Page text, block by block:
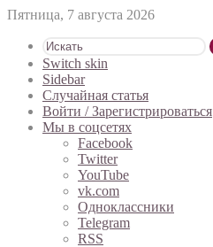
Пятница, 7 августа 2026
Switch skin
Sidebar
Случайная статья
Войти / Зарегистрироваться
Мы в соцсетях
Facebook
Twitter
YouTube
vk.com
Одноклассники
Telegram
RSS